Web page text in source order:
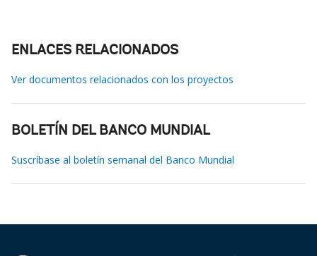
ENLACES RELACIONADOS
Ver documentos relacionados con los proyectos
BOLETÍN DEL BANCO MUNDIAL
Suscríbase al boletín semanal del Banco Mundial